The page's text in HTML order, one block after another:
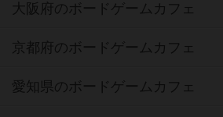
大阪府のボードゲームカフェ
京都府のボードゲームカフェ
愛知県のボードゲームカフェ